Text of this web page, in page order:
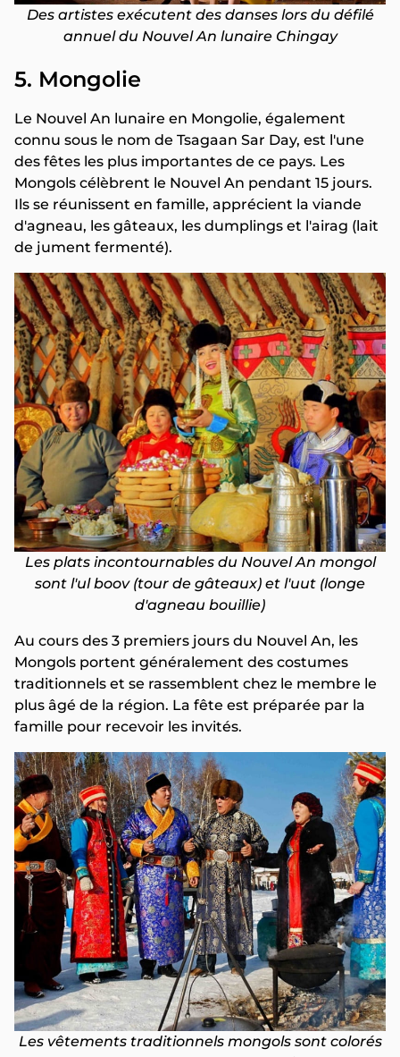
Des artistes exécutent des danses lors du défilé
annuel du Nouvel An lunaire Chingay
5. Mongolie
Le Nouvel An lunaire en Mongolie, également
connu sous le nom de Tsagaan Sar Day, est l'une
des fêtes les plus importantes de ce pays. Les
Mongols célèbrent le Nouvel An pendant 15 jours.
Ils se réunissent en famille, apprécient la viande
d'agneau, les gâteaux, les dumplings et l'airag (lait
de jument fermenté).
Les plats incontournables du Nouvel An mongol
sont l'ul boov (tour de gâteaux) et l'uut (longe
d'agneau bouillie)
Au cours des 3 premiers jours du Nouvel An, les
Mongols portent généralement des costumes
traditionnels et se rassemblent chez le membre le
plus âgé de la région. La fête est préparée par la
famille pour recevoir les invités.
Les vêtements traditionnels mongols sont colorés